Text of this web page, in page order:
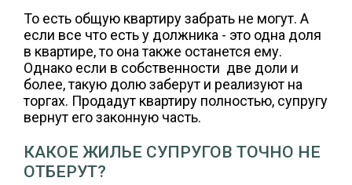
То есть общую квартиру забрать не могут. А
если все что есть у должника - это одна доля
в квартире, то она также останется ему.
Однако если в собственности две доли и
более, такую долю заберут и реализуют на
торгах. Продадут квартиру полностью, супругу
вернут его законную часть.
КАКОЕ ЖИЛЬЕ СУПРУГОВ ТОЧНО НЕ
ОТБЕРУТ?